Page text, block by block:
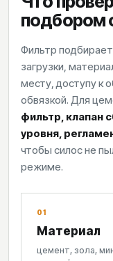
подбором
Фильтр
загрузки,
месту, доступу к
обвязкой. Для
фильтр, клапан
уровня,
чтобы силос не
режиме.
01
Материал
цемент, зола,